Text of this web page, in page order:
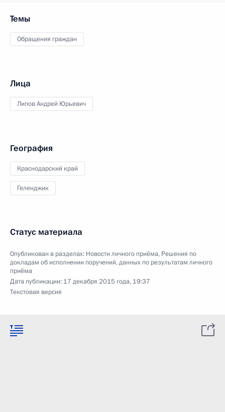
Темы
Обращения граждан
Лица
Липов Андрей Юрьевич
География
Краснодарский край
Геленджик
Статус материала
Опубликован в разделах: Новости личного приёма, Решения по
докладам об исполнении поручений, данных по результатам личного
приёма
Дата публикации: 17 декабря 2015 года, 19:37
Текстовая версия